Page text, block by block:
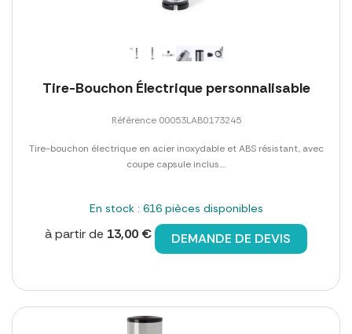
Tire-Bouchon Électrique personnalisable
Référence 00053LAB0173245
Tire-bouchon électrique en acier inoxydable et ABS résistant, avec
coupe capsule inclus....
En stock : 616 pièces disponibles
à partir de 13,00 € DEMANDE DE DEVIS